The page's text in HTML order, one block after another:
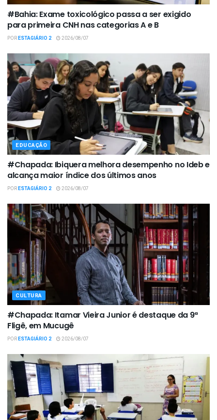
#Bahia: Exame toxicológico passa a ser exigido
para primeira CNH nas categorias A e B
PORESTAGIÁRIO 2 2026/08/07
EDUCAÇÃO
#Chapada: Ibiquera melhora desempenho no Ideb e
alcança maior índice dos últimos anos
PORESTAGIÁRIO 2 2026/08/07
CULTURA
#Chapada: Itamar Vieira Junior é destaque da 9ª
Fligê, em Mucugê
PORESTAGIÁRIO 2 2026/08/07